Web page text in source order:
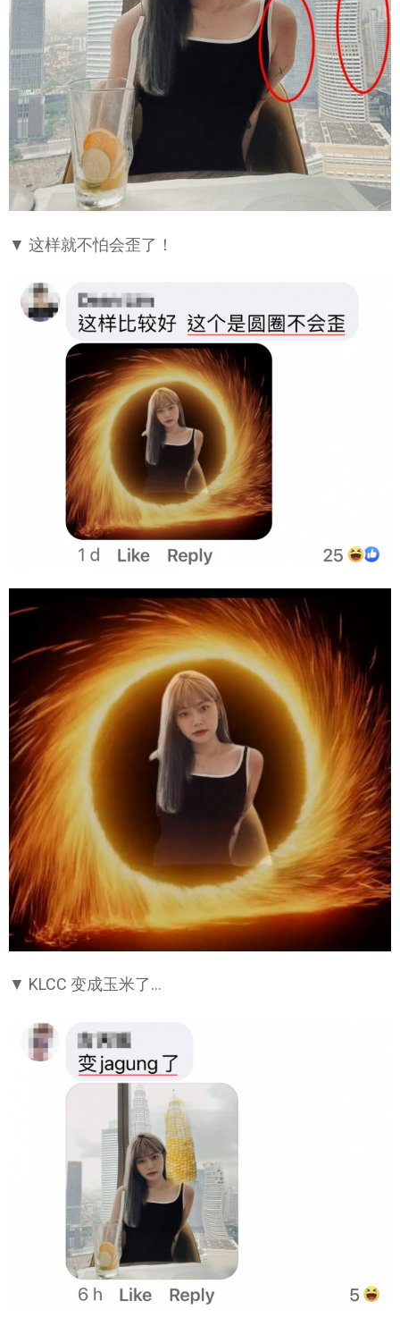
▼ 这样就不怕会歪了！
▼ KLCC 变成玉米了…